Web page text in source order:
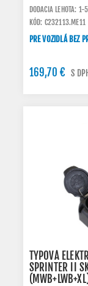
DODACIA LEHOTA: 1-
KÓD: C232113.ME11
PRE VOZIDLÁ BEZ
169,70 € S DPH
TYPOVÁ
SPRINTER II